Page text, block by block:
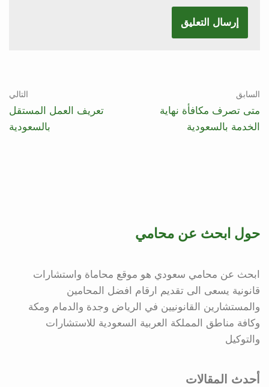
السابق
متى تصرف مكافأة نهاية
الخدمة بالسعودية
التالي
تعريف العمل المستقل
بالسعودية
حول ابحث عن محامي
ابحث عن محامي سعودي هو موقع محاماة واستشارات
قانونية يسعى الى تقديم ارقام افضل المحامين
والمستشارين القانونيين في الرياض وجدة والدمام ومكة
وكافة مناطق المملكة العربية السعودية للاستشارات
والتوكيل
أحدث المقالات